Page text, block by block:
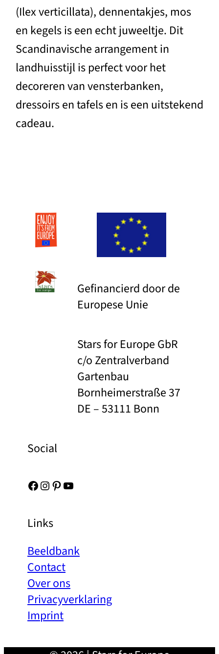
(Ilex verticillata), dennentakjes, mos
en kegels is een echt juweeltje. Dit
Scandinavische arrangement in
landhuisstijl is perfect voor het
decoreren van vensterbanken,
dressoirs en tafels en is een uitstekend
cadeau.
Gefinancierd door de
Europese Unie
Stars for Europe GbR
c/o Zentralverband
Gartenbau
Bornheimerstraße 37
DE – 53111 Bonn
Social
Facebook Instagram Pinterest YouTube
Links
Beeldbank
Contact
Over ons
Privacyverklaring
Imprint